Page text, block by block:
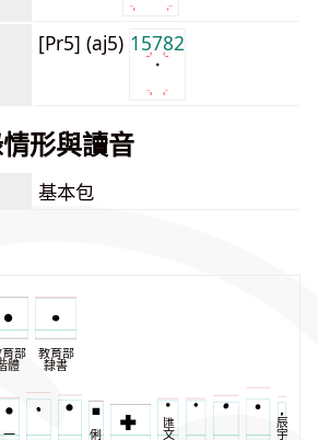
[Pr5] (aj5) 15782
形與讀音
基本包
育部
體
教育部
隸書
一 俐
匯
文
辰
宇